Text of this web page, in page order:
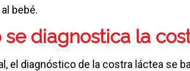
bebé.
se diagnostica la
el diagnóstico de la costra láctea se